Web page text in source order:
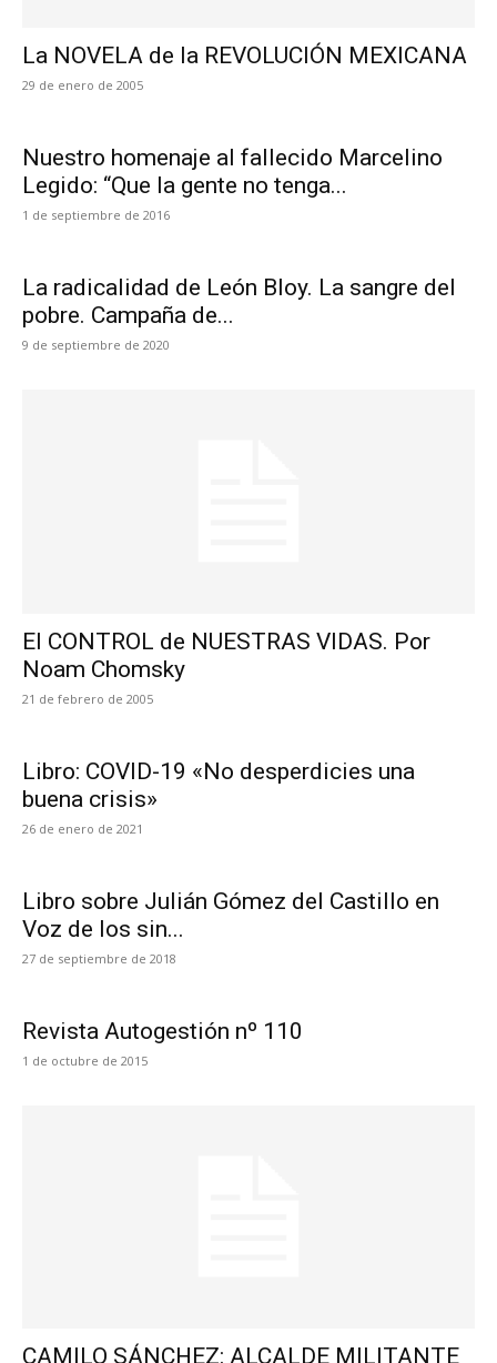
La NOVELA de la REVOLUCIÓN MEXICANA
29 de enero de 2005
Nuestro homenaje al fallecido Marcelino
Legido: “Que la gente no tenga...
1 de septiembre de 2016
La radicalidad de León Bloy. La sangre del
pobre. Campaña de...
9 de septiembre de 2020
El CONTROL de NUESTRAS VIDAS. Por
Noam Chomsky
21 de febrero de 2005
Libro: COVID-19 «No desperdicies una
buena crisis»
26 de enero de 2021
Libro sobre Julián Gómez del Castillo en
Voz de los sin...
27 de septiembre de 2018
Revista Autogestión nº 110
1 de octubre de 2015
CAMILO SÁNCHEZ: ALCALDE MILITANTE